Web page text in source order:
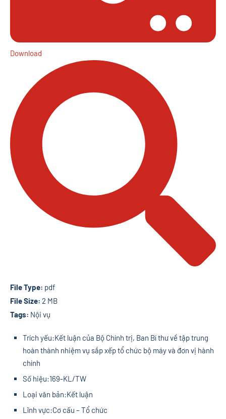
Trích yếu:Kết luận của Bộ Chính trị, Ban Bí thư về tập trung
hoàn thành nhiệm vụ sắp xếp tổ chức bộ máy và đơn vị hành
chính
Số hiệu:169-KL/TW
Loại văn bản:Kết luận
Lĩnh vực:Cơ cấu – Tổ chức
Download
File Type: pdf
File Size: 2 MB
Tags: Nội vụ